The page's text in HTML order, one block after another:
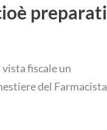
preparati
fiscale un
del Farmacista